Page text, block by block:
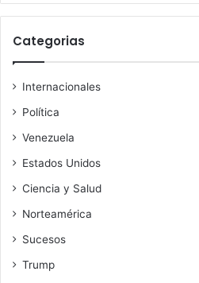
Categorias
Internacionales
Política
Venezuela
Estados Unidos
Ciencia y Salud
Norteamérica
Sucesos
Trump